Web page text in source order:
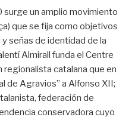
surge un amplio movimiento
que se fija como objetivos
señas de identidad de la
Almirall funda el Centre
regionalista catalana que en
de Agravios” a Alfonso XII;
federación de
conservadora cuyo